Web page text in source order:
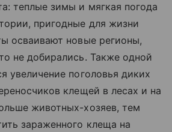
теплые зимы и мягкая погода
пригодные для жизни
осваивают новые регионы,
не добирались. Также одной
увеличение поголовья диких
клещей в лесах и на
животных-хозяев, тем
зараженного клеща на